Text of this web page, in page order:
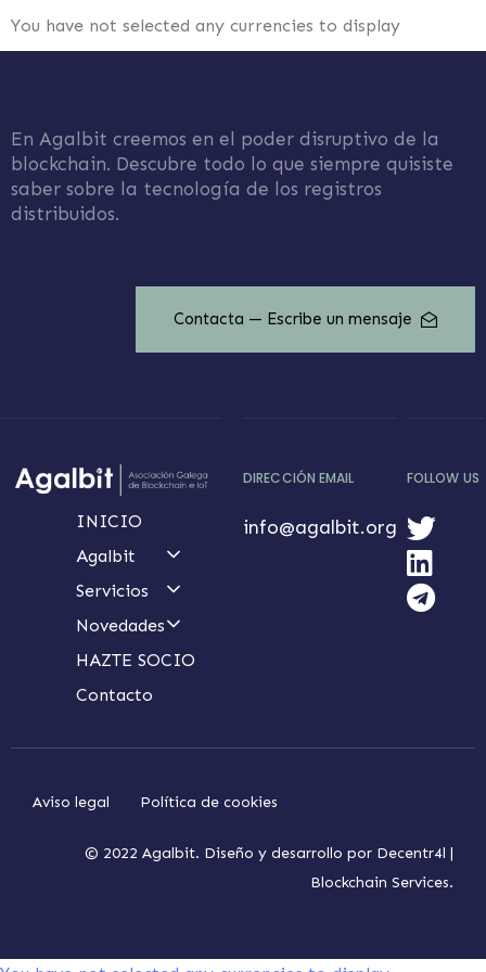
You have not selected any currencies to display
En Agalbit creemos en el poder disruptivo de la
blockchain. Descubre todo lo que siempre quisiste
saber sobre la tecnología de los registros
distribuidos.
Contacta — Escribe un mensaje
INICIO
Agalbit
Servicios
Novedades
HAZTE SOCIO
Contacto
DIRECCIÓN EMAIL
info@agalbit.org
FOLLOW US
Aviso legal Política de cookies
© 2022 Agalbit. Diseño y desarrollo por Decentr4l |
Blockchain Services.